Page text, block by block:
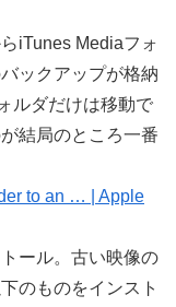
iTunes Mediaフォ
ックアップが格納
ルダだけは移動で
結局のところ一番
to an … | Apple
ール。古い映像の
のものをインスト